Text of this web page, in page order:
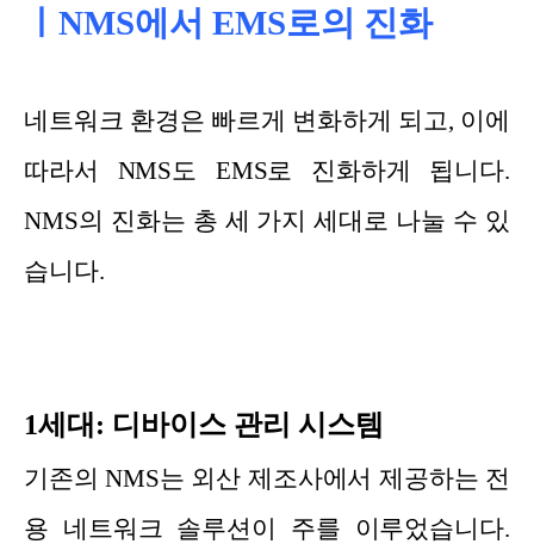
ㅣNMS에서 EMS로의 진화
네트워크 환경은 빠르게 변화하게 되고, 이에
따라서 NMS도 EMS로 진화하게 됩니다.
NMS의 진화는 총 세 가지 세대로 나눌 수 있
습니다.
1세대: 디바이스 관리 시스템
기존의 NMS는 외산 제조사에서 제공하는 전
용 네트워크 솔루션이 주를 이루었습니다.